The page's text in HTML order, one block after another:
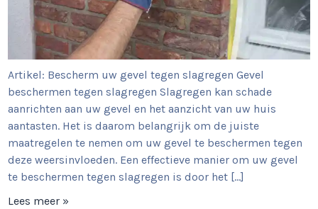
Artikel: Bescherm uw gevel tegen slagregen Gevel
beschermen tegen slagregen Slagregen kan schade
aanrichten aan uw gevel en het aanzicht van uw huis
aantasten. Het is daarom belangrijk om de juiste
maatregelen te nemen om uw gevel te beschermen tegen
deze weersinvloeden. Een effectieve manier om uw gevel
te beschermen tegen slagregen is door het […]
Lees meer »